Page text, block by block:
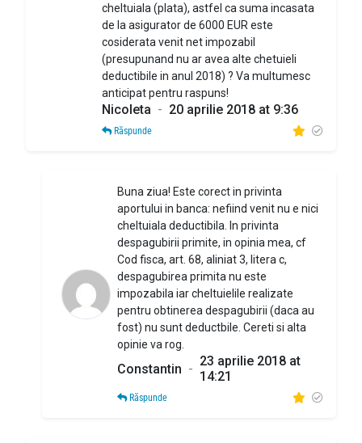
cheltuiala (plata), astfel ca suma incasata
de la asigurator de 6000 EUR este
cosiderata venit net impozabil
(presupunand nu ar avea alte chetuieli
deductibile in anul 2018) ? Va multumesc
anticipat pentru raspuns!
Nicoleta - 20 aprilie 2018 at 9:36
Răspunde
Buna ziua! Este corect in privinta
aportului in banca: nefiind venit nu e nici
cheltuiala deductibila. In privinta
despagubirii primite, in opinia mea, cf
Cod fisca, art. 68, aliniat 3, litera c,
despagubirea primita nu este
impozabila iar cheltuielile realizate
pentru obtinerea despagubirii (daca au
fost) nu sunt deductbile. Cereti si alta
opinie va rog.
Constantin - 23 aprilie 2018 at
14:21
Răspunde